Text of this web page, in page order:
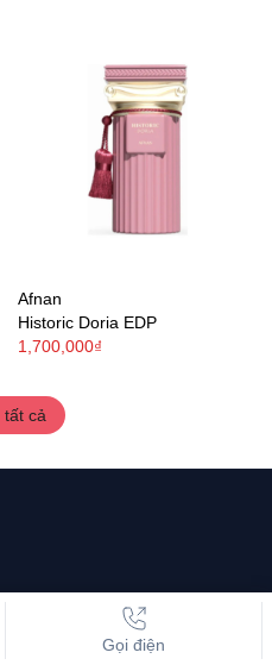
Gọi điện
Afnan
Historic Doria EDP
1,700,000₫
tất cả